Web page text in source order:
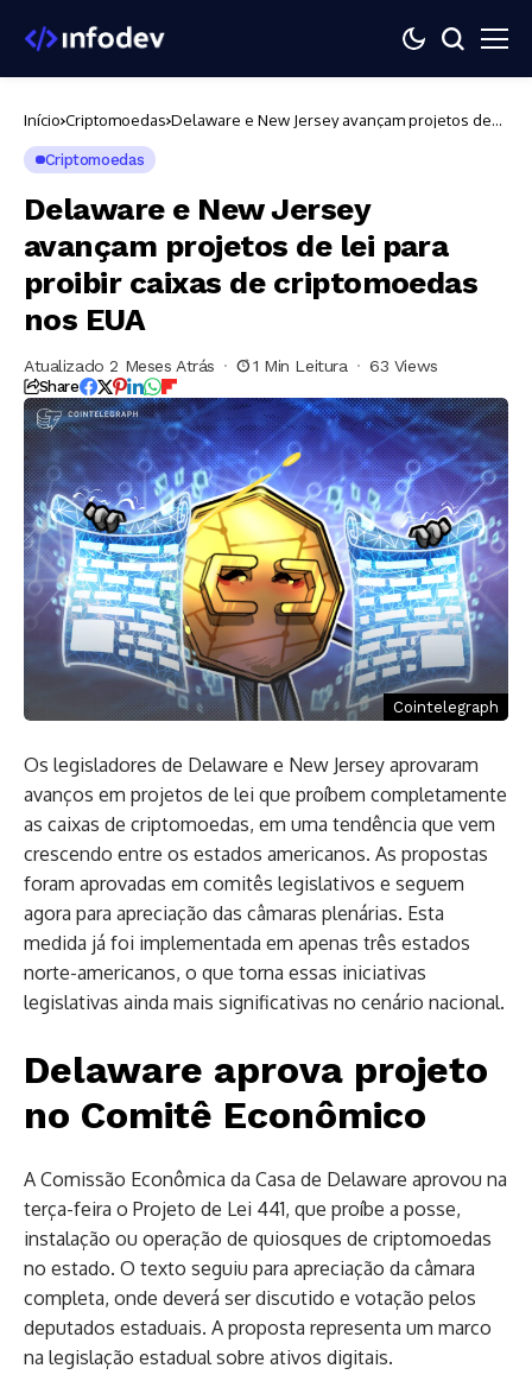
Início Criptomoedas Delaware e New Jersey avançam projetos de
Criptomoedas
Delaware e New Jersey
avançam projetos de lei para
proibir caixas de criptomoedas
nos EUA
Atualizado 2 Meses Atrás 1 Min Leitura 63 Views
Share
Cointelegraph
Os legisladores de Delaware e New Jersey aprovaram
avanços em projetos de lei que proíbem completamente
as caixas de criptomoedas, em uma tendência que vem
crescendo entre os estados americanos. As propostas
foram aprovadas em comitês legislativos e seguem
agora para apreciação das câmaras plenárias. Esta
medida já foi implementada em apenas três estados
norte-americanos, o que torna essas iniciativas
legislativas ainda mais significativas no cenário nacional.
Delaware aprova projeto
no Comitê Econômico
A Comissão Econômica da Casa de Delaware aprovou na
terça-feira o Projeto de Lei 441, que proíbe a posse,
instalação ou operação de quiosques de criptomoedas
no estado. O texto seguiu para apreciação da câmara
completa, onde deverá ser discutido e votação pelos
deputados estaduais. A proposta representa um marco
na legislação estadual sobre ativos digitais.